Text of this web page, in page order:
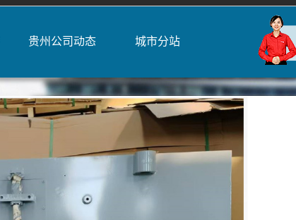
贵州公司动态 城市分站